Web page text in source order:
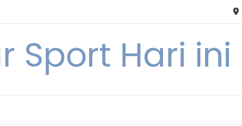
Sport Hari ini